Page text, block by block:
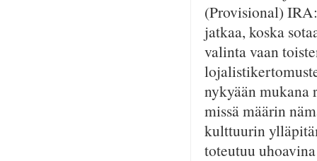
(Provisional)
jatkaa, koska
valinta vaan
nykyään mukana
missä määrin
kulttuurin
toteutuu